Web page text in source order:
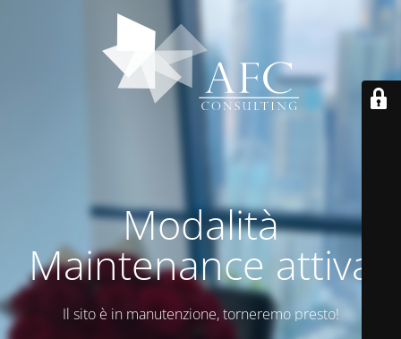
Modalità
Maintenance attiva
Il sito è in manutenzione, torneremo presto!